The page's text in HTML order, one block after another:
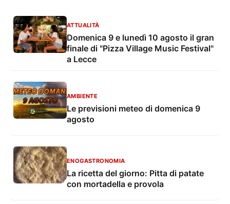
ATTUALITÀ
Domenica 9 e lunedì 10 agosto il gran
finale di "Pizza Village Music Festival"
a Lecce
AMBIENTE
Le previsioni meteo di domenica 9
agosto
ENOGASTRONOMIA
La ricetta del giorno: Pitta di patate
con mortadella e provola